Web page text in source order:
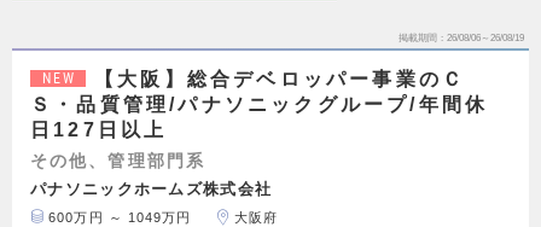
掲載期間 26/08/06～26/08/19
NEW
【大阪】総合デベロッパー事業のＣ
Ｓ・品質管理/パナソニックグループ/年間休
日127日以上
その他、管理部門系
パナソニックホームズ株式会社
600万円 ～ 1049万円 大阪府